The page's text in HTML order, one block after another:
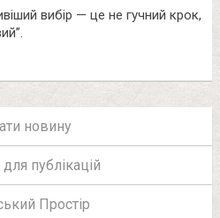
вибір — це не гучний крок,
новину
публікацій
Простір